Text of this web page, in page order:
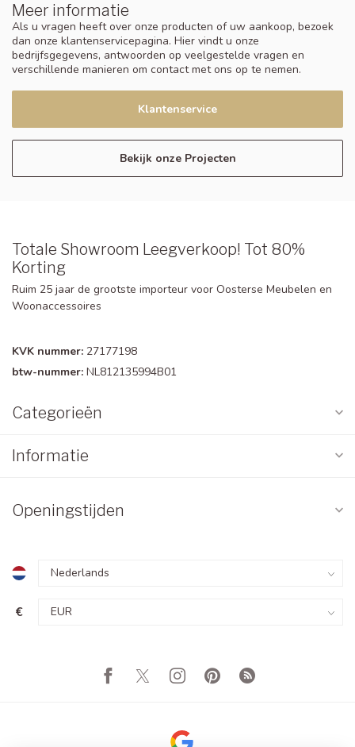
Meer informatie
Als u vragen heeft over onze producten of uw aankoop, bezoek
dan onze klantenservicepagina. Hier vindt u onze
bedrijfsgegevens, antwoorden op veelgestelde vragen en
verschillende manieren om contact met ons op te nemen.
Klantenservice
Bekijk onze Projecten
Totale Showroom Leegverkoop! Tot 80%
Korting
Ruim 25 jaar de grootste importeur voor Oosterse Meubelen en
Woonaccessoires
KVK nummer: 27177198
btw-nummer: NL812135994B01
Categorieën
Informatie
Openingstijden
€